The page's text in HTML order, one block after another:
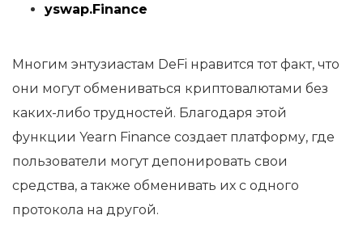
yswap.Finance
Многим энтузиастам DeFi нравится тот факт, что
они могут обмениваться криптовалютами без
каких-либо трудностей. Благодаря этой
функции Yearn Finance создает платформу, где
пользователи могут депонировать свои
средства, а также обменивать их с одного
протокола на другой.